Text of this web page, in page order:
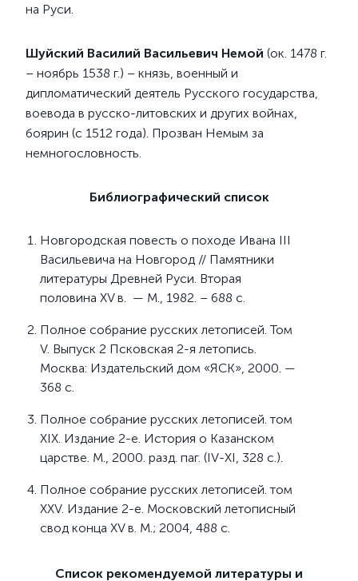
на Руси.
Шуйский Василий Васильевич Немой (ок. 1478 г.
– ноябрь 1538 г.) – князь, военный и
дипломатический деятель Русского государства,
воевода в русско-литовских и других войнах,
боярин (с 1512 года). Прозван Немым за
немногословность.
Библиографический список
Новгородская повесть о походе Ивана III
Васильевича на Новгород // Памятники
литературы Древней Руси. Вторая
половина XV в. — М., 1982. – 688 с.
Полное собрание русских летописей. Том
V. Выпуск 2 Псковская 2-я летопись.
Москва: Издательский дом «ЯСК», 2000. —
368 с.
Полное собрание русских летописей. том
XIX. Издание 2-е. История о Казанском
царстве. М., 2000. разд. паг. (IV-XI, 328 с.).
Полное собрание русских летописей. том
XXV. Издание 2-е. Московский летописный
свод конца XV в. М.; 2004, 488 с.
Список рекомендуемой литературы и